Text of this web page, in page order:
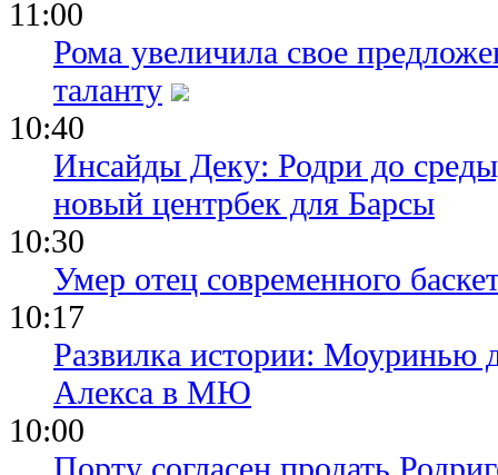
11:00
Рома увеличила свое
таланту
10:40
Инсайды Деку: Родри до
новый центрбек для Барсы
10:30
Умер отец современного
10:17
Развилка истории: Моуринью
Алекса в МЮ
10:00